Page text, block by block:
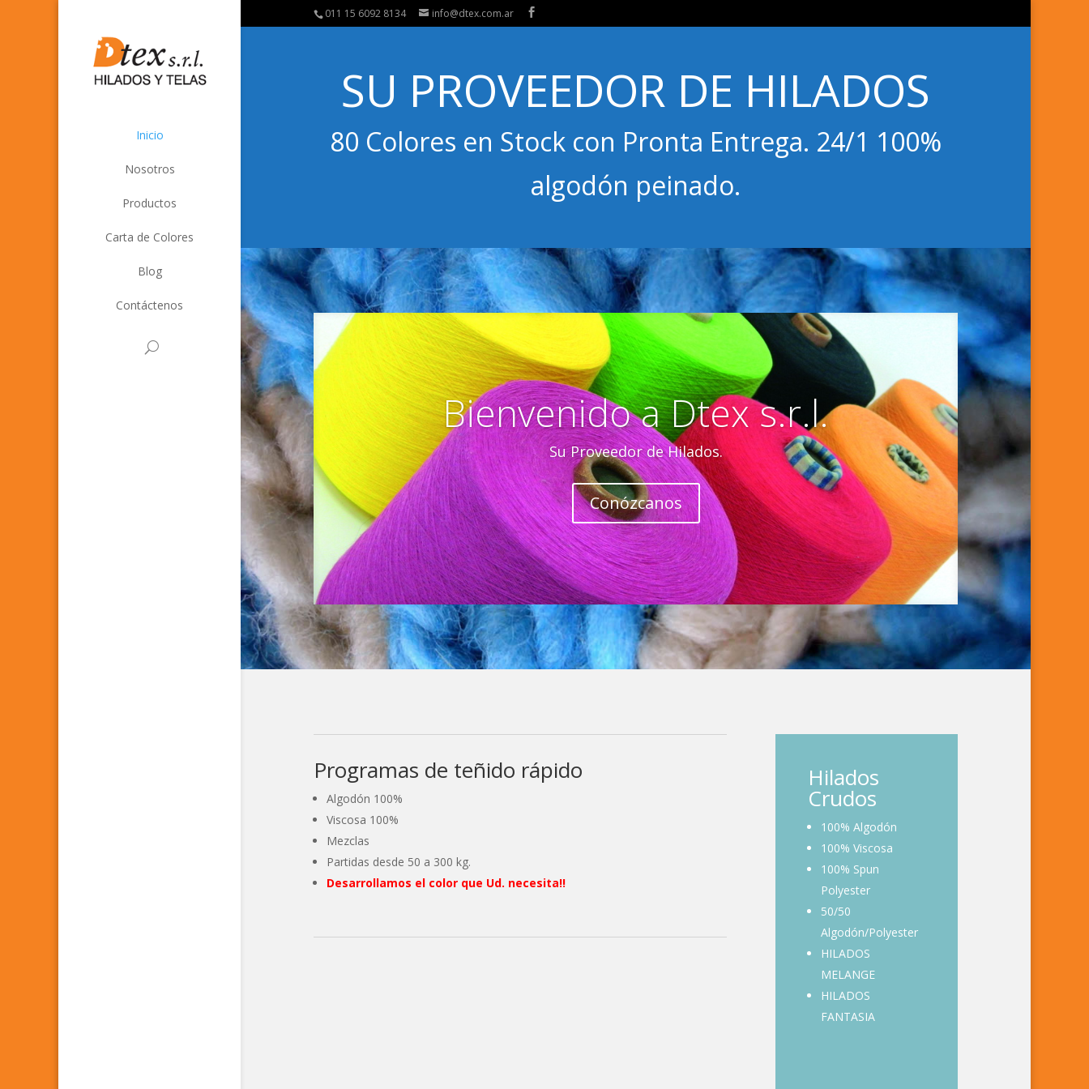
011 15 6092 8134 info@dtex.com.ar
Inicio
Nosotros
Productos
Carta de Colores
Blog
Contáctenos
SU PROVEEDOR DE HILADOS
80 Colores en Stock con Pronta Entrega. 24/1 100%
algodón peinado.
Bienvenido a Dtex s.r.l.
Su Proveedor de Hilados.
Conózcanos
Programas de teñido rápido
Algodón 100%
Viscosa 100%
Mezclas
Partidas desde 50 a 300 kg.
Desarrollamos el color que Ud. necesita!!
Hilados
Crudos
100% Algodón
100% Viscosa
100% Spun
Polyester
50/50
Algodón/Polyester
HILADOS
MELANGE
HILADOS
FANTASIA